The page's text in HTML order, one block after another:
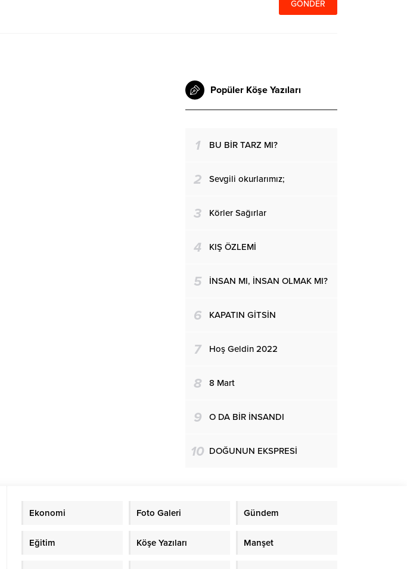
Popüler Köşe Yazıları
1 BU BİR TARZ MI?
2 Sevgili okurlarımız;
3 Körler Sağırlar
4 KIŞ ÖZLEMİ
5 İNSAN MI, İNSAN OLMAK MI?
6 KAPATIN GİTSİN
7 Hoş Geldin 2022
8 8 Mart
9 O DA BİR İNSANDI
10 DOĞUNUN EKSPRESİ
Ekonomi Foto Galeri Gündem
Eğitim Köşe Yazıları Manşet